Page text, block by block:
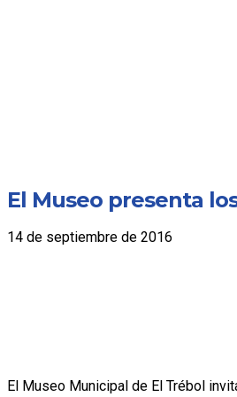
El Museo presenta
14 de septiembre de 2016
El Museo Municipal de El Trébol